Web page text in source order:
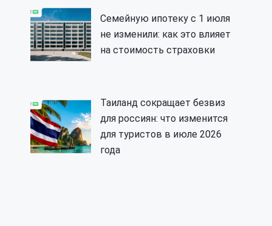
Семейную ипотеку с 1 июля
не изменили: как это влияет
на стоимость страховки
Таиланд сокращает безвиз
для россиян: что изменится
для туристов в июле 2026
года